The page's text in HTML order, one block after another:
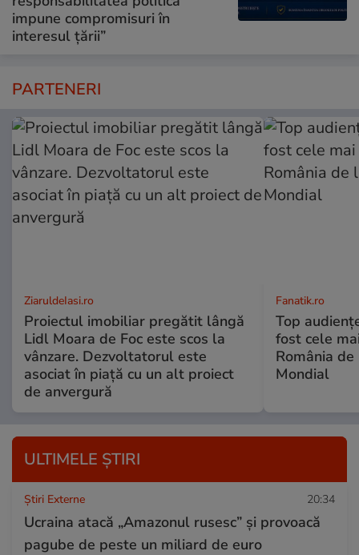
impune compromisuri în
interesul țării”
PARTENERI
ZiaruldeIasi.ro
Proiectul imobiliar pregătit lângă
Lidl Moara de Foc este scos la
vânzare. Dezvoltatorul este
asociat în piață cu un alt proiect
de anvergură
Fanatik.ro
Top
fost cele
România
Mondial
ULTIMELE ȘTIRI
Știri Externe 20:34
Ucraina atacă „Amazonul rusesc” și provoacă
pagube de peste un miliard de euro